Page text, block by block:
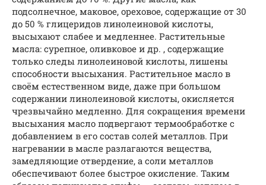
подсолнечное, маковое, ореховое, содержащие от 30
до 50 % глицеридов линолеиновой кислоты,
высыхают слабее и медленнее. Растительные
масла: сурепное, оливковое и др. , содержащие
только следы линолеиновой кислоты, лишены
способности высыхания. Растительное масло в
своём естественном виде, даже при большом
содержании линолеиновой кислоты, окисляется
чрезвычайно медленно. Для сокращения времени
высыхания масло подвергают термообработке с
добавлением в его состав солей металлов. При
нагревании в масле разлагаются вещества,
замедляющие отвердение, а соли металлов
обеспечивают более быстрое окисление. Таким